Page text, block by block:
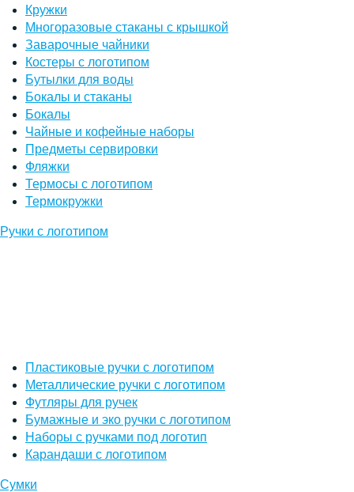
Кружки
Многоразовые стаканы с крышкой
Заварочные чайники
Костеры с логотипом
Бутылки для воды
Бокалы и стаканы
Бокалы
Чайные и кофейные наборы
Предметы сервировки
Фляжки
Термосы с логотипом
Термокружки
Ручки с логотипом
Пластиковые ручки с логотипом
Металлические ручки с логотипом
Футляры для ручек
Бумажные и эко ручки с логотипом
Наборы с ручками под логотип
Карандаши с логотипом
Сумки